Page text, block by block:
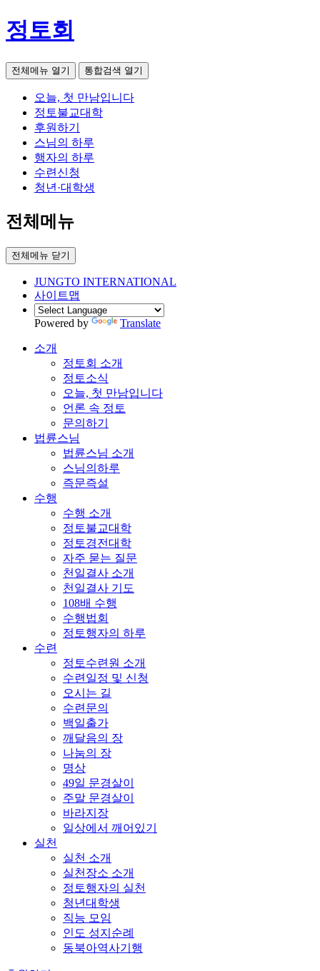
정토회
전체메뉴 열기 통합검색 열기
오늘, 첫 만남입니다
정토불교대학
후원하기
스님의 하루
행자의 하루
수련신청
청년·대학생
전체메뉴
전체메뉴 닫기
JUNGTO INTERNATIONAL
사이트맵
Powered by Translate
소개
정토회 소개
정토소식
오늘, 첫 만남입니다
언론 속 정토
문의하기
법륜스님
법륜스님 소개
스님의하루
즉문즉설
수행
수행 소개
정토불교대학
정토경전대학
자주 묻는 질문
천일결사 소개
천일결사 기도
108배 수행
수행법회
정토행자의 하루
수련
정토수련원 소개
수련일정 및 신청
오시는 길
수련문의
백일출가
깨달음의 장
나눔의 장
명상
49일 문경살이
주말 문경살이
바라지장
일상에서 깨어있기
실천
실천 소개
실천장소 소개
정토행자의 실천
청년대학생
직능 모임
인도 성지순례
동북아역사기행